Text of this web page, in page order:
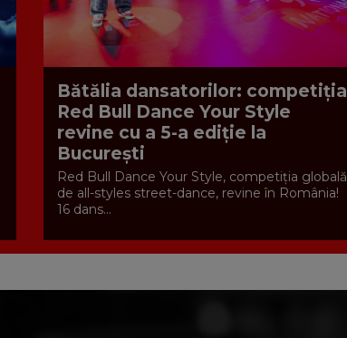
Bătălia dansatorilor: competiția
Red Bull Dance Your Style
revine cu a 5-a ediție la
București
Red Bull Dance Your Style, competiția globală
de all-styles street-dance, revine în România!
16 dans...